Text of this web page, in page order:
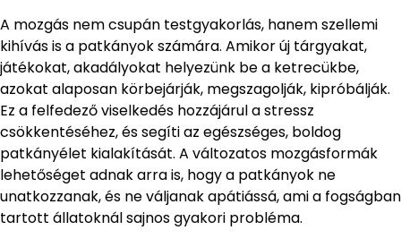
A mozgás nem csupán testgyakorlás, hanem szellemi
kihívás is a patkányok számára. Amikor új tárgyakat,
játékokat, akadályokat helyezünk be a ketrecükbe,
azokat alaposan körbejárják, megszagolják, kipróbálják.
Ez a felfedező viselkedés hozzájárul a stressz
csökkentéséhez, és segíti az egészséges, boldog
patkányélet kialakítását. A változatos mozgásformák
lehetőséget adnak arra is, hogy a patkányok ne
unatkozzanak, és ne váljanak apátiássá, ami a fogságban
tartott állatoknál sajnos gyakori probléma.